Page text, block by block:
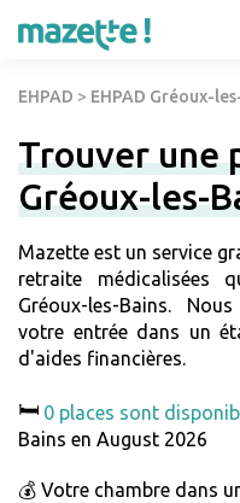
EHPAD > EHPAD Gréoux-
Trouver une
Gréoux-les-
Mazette est un service
retraite médicalisées
Gréoux-les-Bains.
votre entrée dans un
d'aides financières.
🛏️ 0 places sont
Bains en August 2026
💰 Votre chambre dans